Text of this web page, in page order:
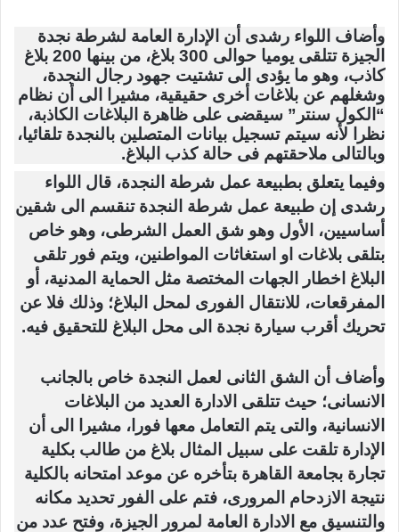
وأضاف اللواء رشدى أن الإدارة العامة لشرطة نجدة
الجيزة تتلقى يوميا حوالى 300 بلاغ، من بينها 200 بلاغ
كاذب، وهو ما يؤدى الى تشتيت جهود رجال النجدة،
وشغلهم عن بلاغات أخرى حقيقية، مشيرا الى أن نظام
“الكول سنتر” سيقضى على ظاهرة البلاغات الكاذبة،
نظرا لأنه سيتم تسجيل بيانات المتصلين بالنجدة تلقائيا،
وبالتالى ملاحقتهم فى حالة كذب البلاغ.
وفيما يتعلق بطبيعة عمل شرطة النجدة، قال اللواء
رشدى إن طبيعة عمل شرطة النجدة تنقسم الى شقين
أساسيين، الأول وهو شق العمل الشرطى، وهو خاص
بتلقى بلاغات او استغاثات المواطنين، ويتم فور تلقى
البلاغ اخطار الجهات المختصة مثل الحماية المدنية، أو
المفرقعات، للانتقال الفورى لمحل البلاغ؛ وذلك فلا عن
تحريك أقرب سيارة نجدة الى محل البلاغ للتحقيق فيه.
وأضاف أن الشق الثانى لعمل النجدة خاص بالجانب
الانسانى؛ حيث تتلقى الادارة العديد من البلاغات
الانسانية، والتى يتم التعامل معها فورا، مشيرا الى أن
الإدارة تلقت على سبيل المثال بلاغ من طالب بكلية
تجارة بجامعة القاهرة بتأخره عن موعد امتحانه بالكلية
نتيجة الازدحام المرورى، فتم على الفور تحديد مكانه
والتنسيق مع الادارة العامة لمرور الجيزة، وفتح عدد من